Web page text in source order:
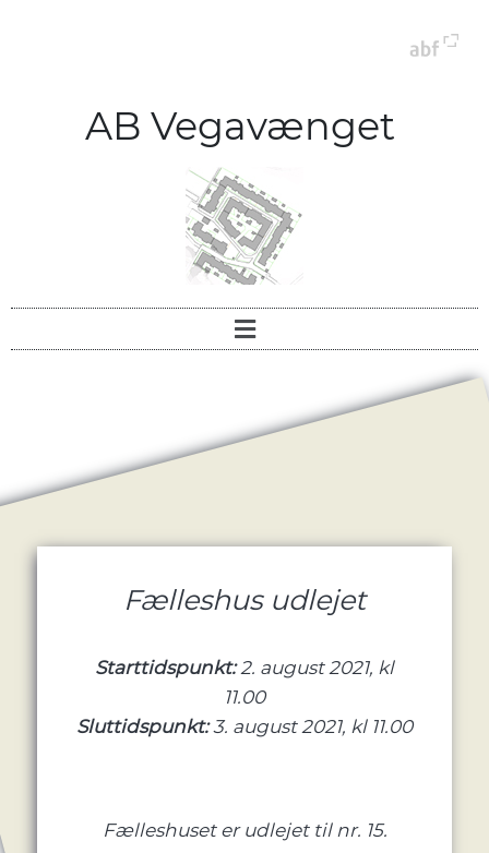
AB Vegavænget
Fælleshus udlejet
Starttidspunkt:2. august 2021, kl
11.00
Sluttidspunkt:3. august 2021, kl 11.00
Fælleshuset er udlejet til nr. 15.